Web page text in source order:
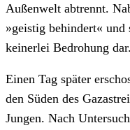
Außenwelt abtrennt.
»geistig behindert«
keinerlei Bedrohung dar.
Einen Tag später
den Süden des
Jungen. Nach